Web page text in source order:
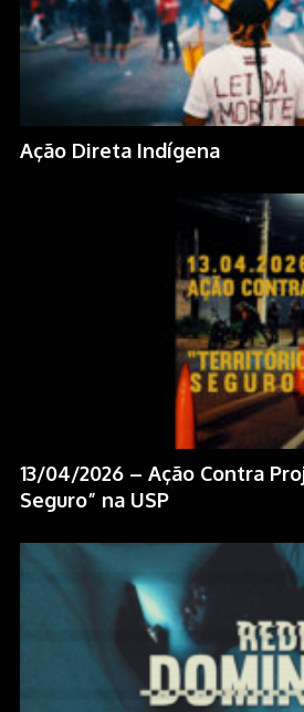
Ação Direta Indígena
13/04/2026 – Ação Contra
Seguro” na USP